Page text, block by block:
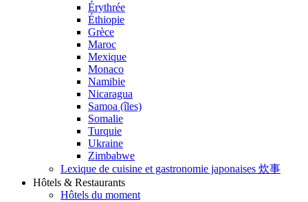
Érythrée
Éthiopie
Grèce
Maroc
Mexique
Monaco
Namibie
Nicaragua
Samoa (îles)
Somalie
Turquie
Ukraine
Zimbabwe
Lexique de cuisine et gastronomie japonaises 炊事
Hôtels & Restaurants
Hôtels du moment